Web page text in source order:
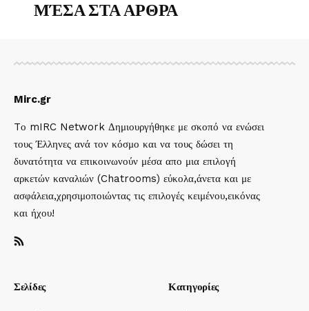
ΜΈΣΑ ΣΤΑ ΑΡΘΡΑ
Mirc.gr
Tο mIRC Network Δημιουργήθηκε με σκοπό να ενώσει
τους Έλληνες ανά τον κόσμο και να τους δώσει τη
δυνατότητα να επικοινωνούν μέσα απο μια επιλογή
αρκετών καναλιών (Chatrooms) εύκολα,άνετα και με
ασφάλεια,χρησιμοποιώντας τις επιλογές κειμένου,εικόνας
και ήχου!
Σελίδες Κατηγορίες